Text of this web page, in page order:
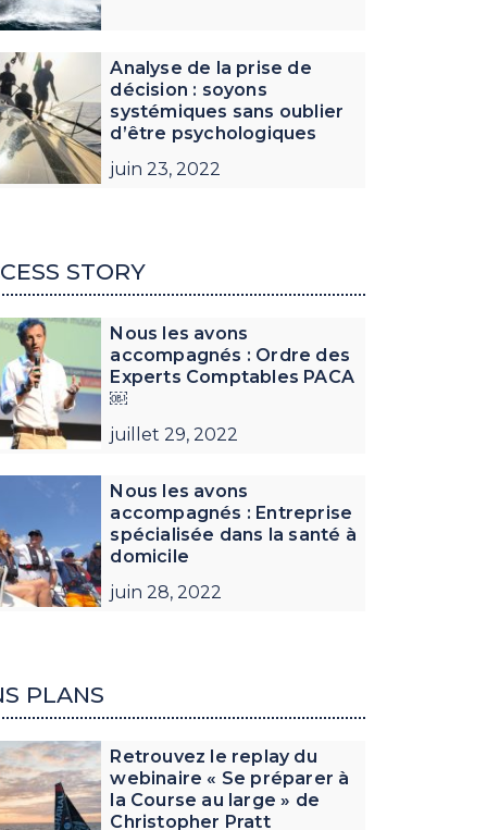
Analyse de la prise de
décision : soyons
systémiques sans oublier
d’être psychologiques
juin 23, 2022
STORY
Nous les avons
accompagnés : Ordre des
Experts Comptables PACA
￼
juillet 29, 2022
Nous les avons
accompagnés : Entreprise
spécialisée dans la santé à
domicile
juin 28, 2022
PLANS
Retrouvez le replay du
webinaire « Se préparer à
la Course au large » de
Christopher Pratt